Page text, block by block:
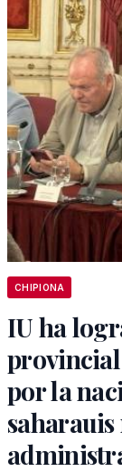
CHIPIONA
IU ha
provincial
por la